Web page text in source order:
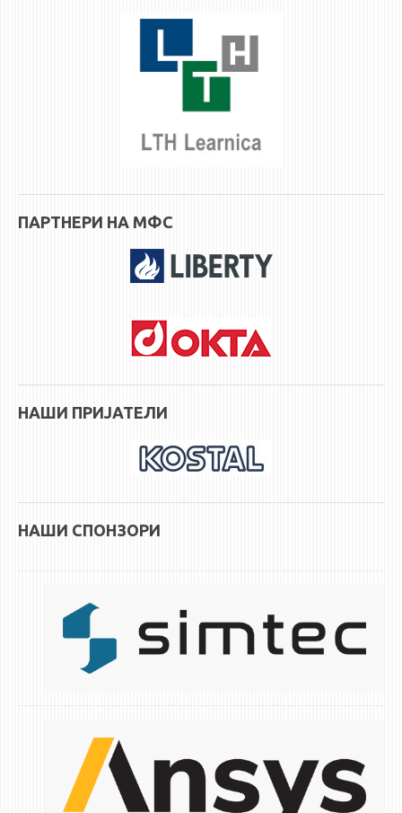
ПАРТНЕРИ НА МФС
НАШИ ПРИЈАТЕЛИ
НАШИ СПОНЗОРИ